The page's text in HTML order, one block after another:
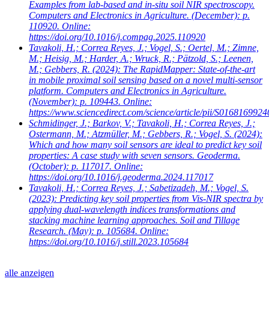
Examples from lab-based and in-situ soil NIR spectroscopy.
Computers and Electronics in Agriculture. (December): p.
110920. Online:
https://doi.org/10.1016/j.compag.2025.110920
Tavakoli, H.; Correa Reyes, J.; Vogel, S.; Oertel, M.; Zimne,
M.; Heisig, M.; Harder, A.; Wruck, R.; Pätzold, S.; Leenen,
M.; Gebbers, R. (2024): The RapidMapper: State-of-the-art
in mobile proximal soil sensing based on a novel multi-sensor
platform. Computers and Electronics in Agriculture.
(November): p. 109443. Online:
https://www.sciencedirect.com/science/article/pii/
Schmidinger, J.; Barkov, V.; Tavakoli, H.; Correa Reyes, J.;
Ostermann, M.; Atzmüller, M.; Gebbers, R.; Vogel, S. (2024):
Which and how many soil sensors are ideal to predict key soil
properties: A case study with seven sensors. Geoderma.
(October): p. 117017. Online:
https://doi.org/10.1016/j.geoderma.2024.117017
Tavakoli, H.; Correa Reyes, J.; Sabetizadeh, M.; Vogel, S.
(2023): Predicting key soil properties from Vis-NIR spectra by
applying dual-wavelength indices transformations and
stacking machine learning approaches. Soil and Tillage
Research. (May): p. 105684. Online:
https://doi.org/10.1016/j.still.2023.105684
alle anzeigen